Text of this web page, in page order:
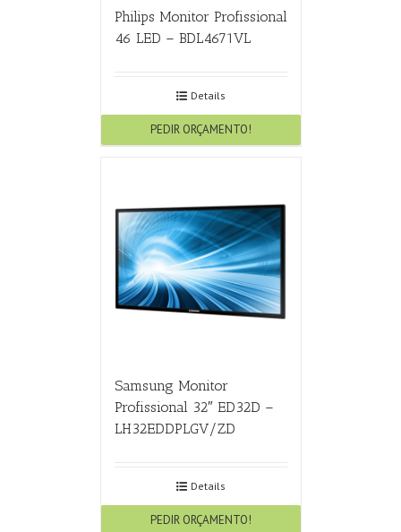
Philips Monitor Profissional
46 LED – BDL4671VL
Details
PEDIR ORÇAMENTO!
Samsung Monitor
Profissional 32″ ED32D –
LH32EDDPLGV/ZD
Details
PEDIR ORÇAMENTO!